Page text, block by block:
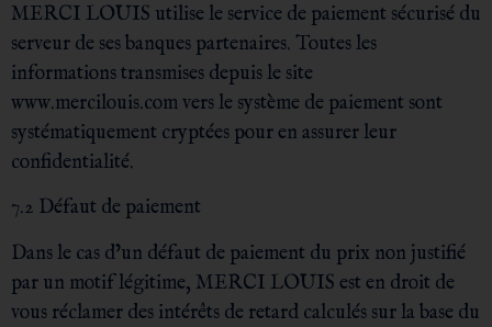
MERCI LOUIS utilise le service de paiement sécurisé du
serveur de ses banques partenaires. Toutes les
informations transmises depuis le site
www.mercilouis.com vers le système de paiement sont
systématiquement cryptées pour en assurer leur
confidentialité.
7.2 Défaut de paiement
Dans le cas d’un défaut de paiement du prix non justifié
par un motif légitime, MERCI LOUIS est en droit de
vous réclamer des intérêts de retard calculés sur la base du